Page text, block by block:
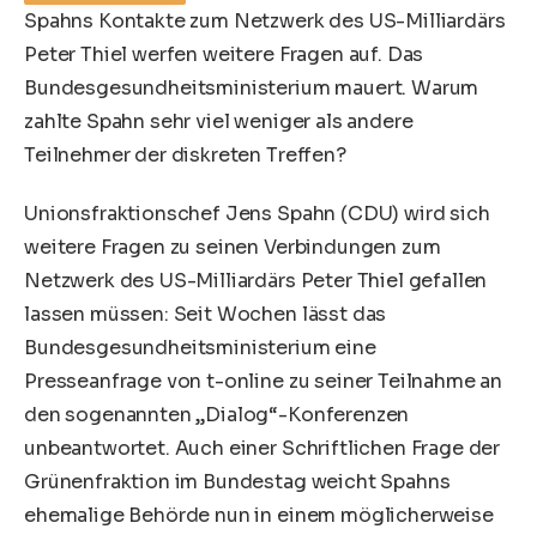
Spahns Kontakte zum Netzwerk des US-Milliardärs
Peter Thiel werfen weitere Fragen auf. Das
Bundesgesundheitsministerium mauert. Warum
zahlte Spahn sehr viel weniger als andere
Teilnehmer der diskreten Treffen?
Unionsfraktionschef Jens Spahn (CDU) wird sich
weitere Fragen zu seinen Verbindungen zum
Netzwerk des US-Milliardärs Peter Thiel gefallen
lassen müssen: Seit Wochen lässt das
Bundesgesundheitsministerium eine
Presseanfrage von t-online zu seiner Teilnahme an
den sogenannten „Dialog“-Konferenzen
unbeantwortet. Auch einer Schriftlichen Frage der
Grünenfraktion im Bundestag weicht Spahns
ehemalige Behörde nun in einem möglicherweise